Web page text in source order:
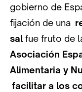
gobierno de
fijación de una
sal fue fruto de
Asociación
Alimentaria y
facilitar a los